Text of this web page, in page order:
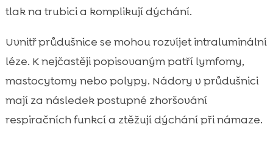
tlak na trubici a komplikují dýchání.
Uvnitř průdušnice se mohou rozvíjet intraluminální
léze. K nejčastěji popisovaným patří lymfomy,
mastocytomy nebo polypy. Nádory v průdušnici
mají za následek postupné zhoršování
respiračních funkcí a ztěžují dýchání při námaze.